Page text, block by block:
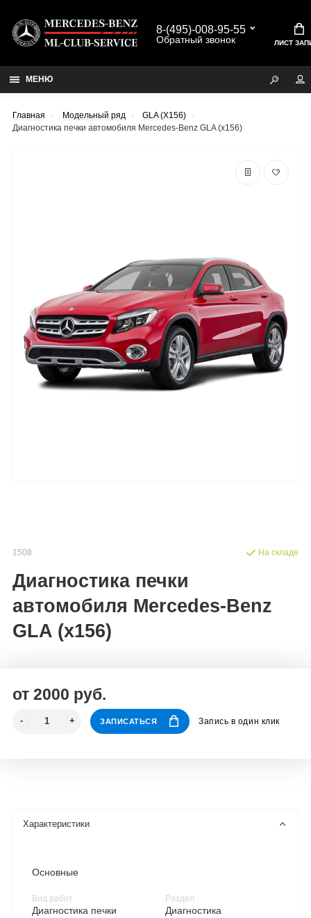
8-(495)-008-95-55
Обратный звонок ЛИСТ
МЕНЮ
Главная Модельный ряд
GLA (X156)
Диагностика печки автомобиля Mercedes-Benz GLA (x156)
1508
Диагностика печки
автомобиля Mercedes-Benz
GLA (x156)
На складе
от 2000 руб.
ЗАПИСАТЬСЯ Запись в один клик
Характеристики
Основные
Вид работ
Диагностика печки
Раздел
Диагностика